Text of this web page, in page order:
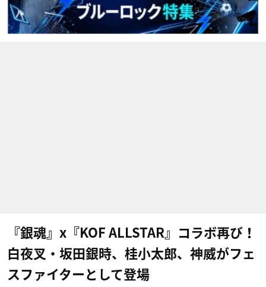
『銀魂』x『KOF ALLSTAR』コラボ再び！
白夜叉・坂田銀時、桂小太郎、神威がフェ
スファイターとして登場